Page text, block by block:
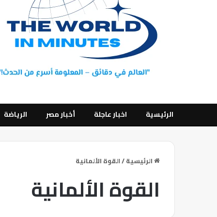
الرئيسية اخبار عاجلة أخبار مصر الرياضة
الرئيسية/القوة الألمانية
القوة الألمانية